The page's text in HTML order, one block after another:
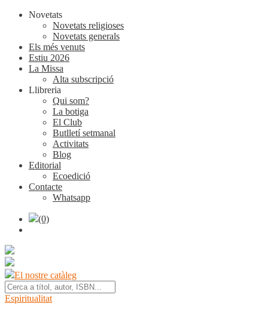
Novetats
Novetats religioses
Novetats generals
Els més venuts
Estiu 2026
La Missa
Alta subscripció
Llibreria
Qui som?
La botiga
El Club
Butlletí setmanal
Activitats
Blog
Editorial
Ecoedició
Contacte
Whatsapp
(0)
El nostre catàleg
Espiritualitat